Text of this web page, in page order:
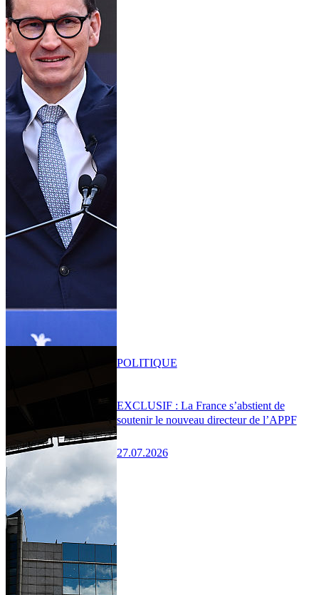
EXCLUSIF : La France s’abstient de
soutenir le nouveau directeur de l’APPF
27.07.2026
POLITIQUE